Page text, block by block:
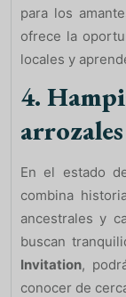
para los
ofrece la
locales y
4.
arrozales
En el estado
combina
ancestrales y
buscan
Invitation,
conocer de